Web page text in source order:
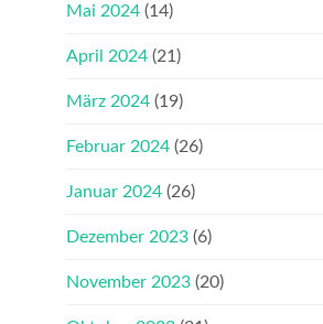
Mai 2024 (14)
April 2024 (21)
März 2024 (19)
Februar 2024 (26)
Januar 2024 (26)
Dezember 2023 (6)
November 2023 (20)